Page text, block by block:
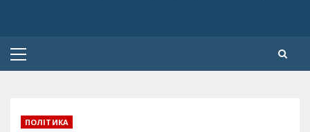
Primary
ПОЛІТИКА